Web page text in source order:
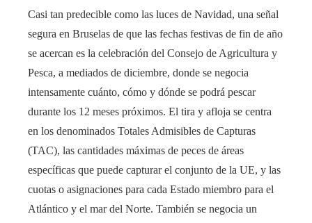
Casi tan predecible como las luces de Navidad, una señal
segura en Bruselas de que las fechas festivas de fin de año
se acercan es la celebración del Consejo de Agricultura y
Pesca, a mediados de diciembre, donde se negocia
intensamente cuánto, cómo y dónde se podrá pescar
durante los 12 meses próximos. El tira y afloja se centra
en los denominados Totales Admisibles de Capturas
(TAC), las cantidades máximas de peces de áreas
específicas que puede capturar el conjunto de la UE, y las
cuotas o asignaciones para cada Estado miembro para el
Atlántico y el mar del Norte. También se negocia un